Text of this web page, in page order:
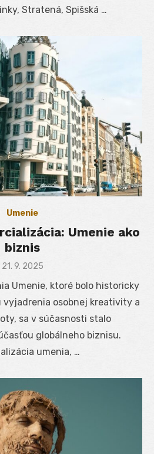
Stratená, Spišská …
Umenie
Umenie ako
biznis
Posted
21. 9. 2025
Umenie, ktoré bolo historicky
vyjadrenia osobnej kreativity a
sa v súčasnosti stalo
globálneho biznisu.
umenia, …